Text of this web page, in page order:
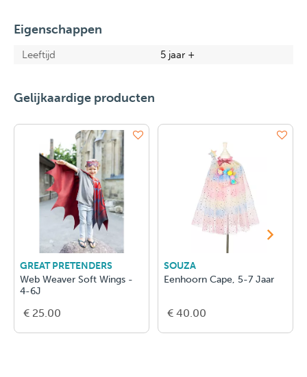
Eigenschappen
Leeftijd 5 jaar +
Gelijkaardige producten
GREAT PRETENDERS
Web Weaver Soft Wings -
4-6J
€ 25.00
SOUZA
Eenhoorn Cape, 5-7 Jaar
€ 40.00